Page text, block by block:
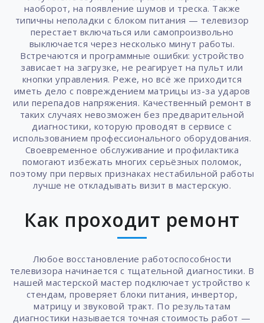
наоборот, на появление шумов и треска. Также
типичны неполадки с блоком питания — телевизор
перестает включаться или самопроизвольно
выключается через несколько минут работы.
Встречаются и программные ошибки: устройство
зависает на загрузке, не реагирует на пульт или
кнопки управления. Реже, но всё же приходится
иметь дело с повреждением матрицы из-за ударов
или перепадов напряжения. Качественный ремонт в
таких случаях невозможен без предварительной
диагностики, которую проводят в сервисе с
использованием профессионального оборудования.
Своевременное обслуживание и профилактика
помогают избежать многих серьёзных поломок,
поэтому при первых признаках нестабильной работы
лучше не откладывать визит в мастерскую.
Как проходит ремонт
Любое восстановление работоспособности
телевизора начинается с тщательной диагностики. В
нашей мастерской мастер подключает устройство к
стендам, проверяет блоки питания, инвертор,
матрицу и звуковой тракт. По результатам
диагностики называется точная стоимость работ —